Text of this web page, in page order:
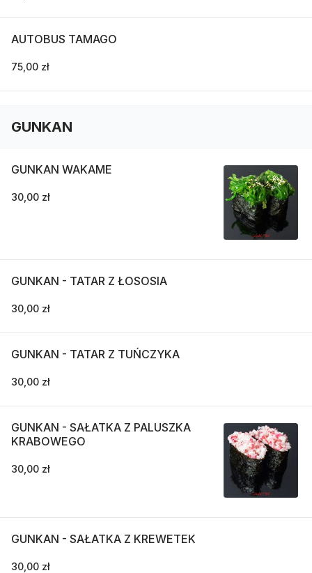
AUTOBUS TAMAGO
75,00 zł
GUNKAN
GUNKAN WAKAME
30,00 zł
GUNKAN - TATAR Z ŁOSOSIA
30,00 zł
GUNKAN - TATAR Z TUŃCZYKA
30,00 zł
GUNKAN - SAŁATKA Z PALUSZKA
KRABOWEGO
30,00 zł
GUNKAN - SAŁATKA Z KREWETEK
30,00 zł